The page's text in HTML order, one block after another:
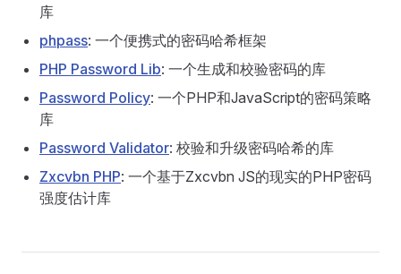
库
phpass: 一个便携式的密码哈希框架
PHP Password Lib: 一个生成和校验密码的库
Password Policy: 一个PHP和JavaScript的密码策略
库
Password Validator: 校验和升级密码哈希的库
Zxcvbn PHP: 一个基于Zxcvbn JS的现实的PHP密码
强度估计库